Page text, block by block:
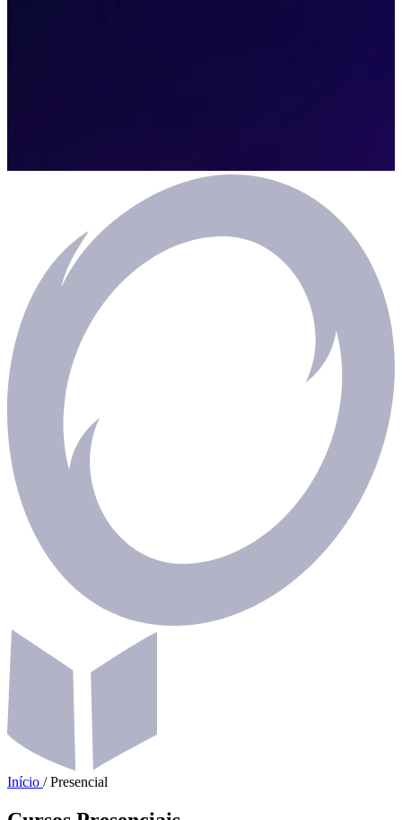
Início / Presencial